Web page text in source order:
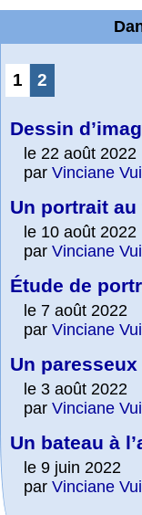
1 2
Dessin
le 22 août 2022
par Vinciane
Un portrait au
le 10 août 2022
par Vinciane
Étude de
le 7 août 2022
par Vinciane
Un paresseux
le 3 août 2022
par Vinciane
Un bateau à
le 9 juin 2022
par Vinciane